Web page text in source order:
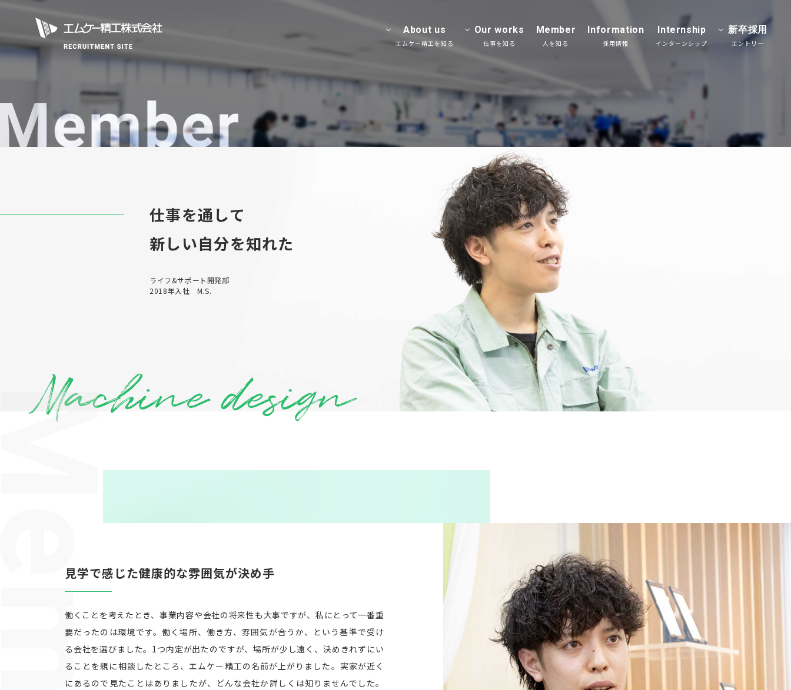
エムケー精工株式会社 RECRUITMENT SITE
About us
エムケー精工を知る
トップメッセージ
Our works
仕事を知る
職種紹介 門型洗車機開発の裏側
Member
人を知る
Information
採用情報
Internship
インターンシップ
新卒採用
エントリー
イベント情報・エントリー
仕事を通して
新しい自分を知れた
ライフ&サポート開発部
2018年入社 M.S.
見学で感じた健康的な雰囲気が決め手
働くことを考えたとき、事業内容や会社の将来性も大事ですが、私にとって一番重
要だったのは環境です。働く場所、働き方、雰囲気が合うか、という基準で受け
る会社を選びました。1つ内定が出たのですが、場所が少し遠く、決めきれずにい
ることを親に相談したところ、エムケー精工の名前が上がりました。実家が近く
にあるので見たことはありましたが、どんな会社か詳しくは知りませんでした。